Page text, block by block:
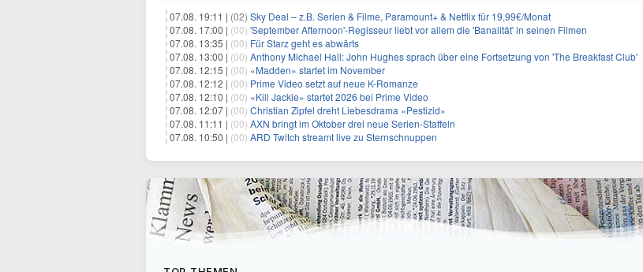
07.08. 19:11 | (02) Sky Deal – z.B. Serien & Filme, Paramount+ & Netflix für 19,99€/Monat
07.08. 17:00 | (00) 'September Afternoon'-Regisseur liebt vor allem die 'Banalität' in seinen Filmen
07.08. 13:35 | (00) Für Starz geht es abwärts
07.08. 13:00 | (00) Anthony Michael Hall: John Hughes sprach über eine Fortsetzung von 'The Breakfast Club'
07.08. 12:15 | (00) «Madden» startet im November
07.08. 12:12 | (00) Prime Video setzt auf neue K-Romanze
07.08. 12:10 | (00) «Kill Jackie» startet 2026 bei Prime Video
07.08. 12:07 | (00) Christian Zipfel dreht Liebesdrama «Pestizid»
07.08. 11:11 | (00) AXN bringt im Oktober drei neue Serien-Staffeln
07.08. 10:50 | (00) ARD Twitch streamt live zu Sternschnuppen